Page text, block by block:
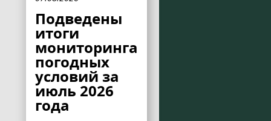
Подведены
итоги
мониторинга
погодных
условий за
июль 2026
года